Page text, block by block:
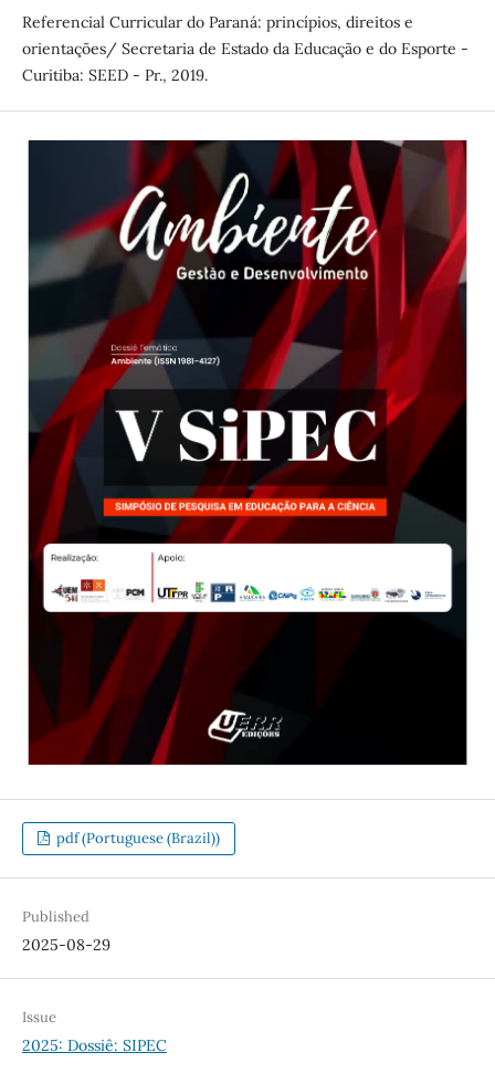
Referencial Curricular do Paraná: princípios, direitos e
orientações/ Secretaria de Estado da Educação e do Esporte -
Curitiba: SEED - Pr., 2019.
pdf (Portuguese (Brazil))
Published
2025-08-29
Issue
2025: Dossiê: SIPEC